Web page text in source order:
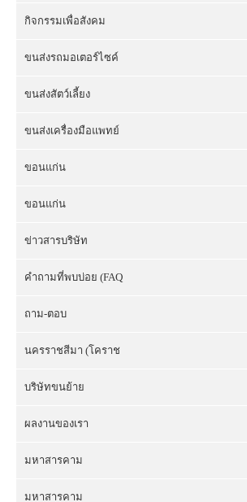
กิจกรรมเพื่อสังคม
ขนส่งรถมอเตอร์ไซค์
ขนส่งสัตว์เลี้ยง
ขนส่งเครื่องมือแพทย์
ขอนแก่น
ขอนแก่น
ข่าวสารบริษัท
คำถามที่พบบ่อย (FAQ
ถาม-ตอบ
นครราชสีมา (โคราช
บริษัทขนย้าย
ผลงานของเรา
มหาสารคาม
มหาสารคาม